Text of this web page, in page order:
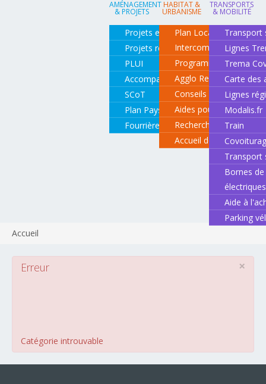
AMÉNAGEMENT
& PROJETS
Projets en cours
Projets réalisés
PLUI
Accompagnement de projets
SCoT
Plan Paysage
Fourrière animale
HABITAT &
URBANISME
Plan Local d'Urbanisme
Intercommunal
Programme local de
Agglo Renov
Conseils pour rénover
Aides pour rénover
Recherche d'un
Accueil des gens du
TRANSPORTS
& MOBILITÉ
Transport
Lignes
Trema
Carte des
Lignes
Modalis.fr
Train
Transport
Bornes
électriques
Aide à
Parking
Accueil
×
Erreur
Catégorie introuvable